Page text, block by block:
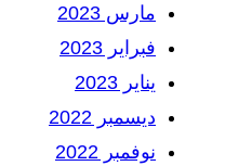
مارس 2023
فبراير 2023
يناير 2023
ديسمبر 2022
نوفمبر 2022